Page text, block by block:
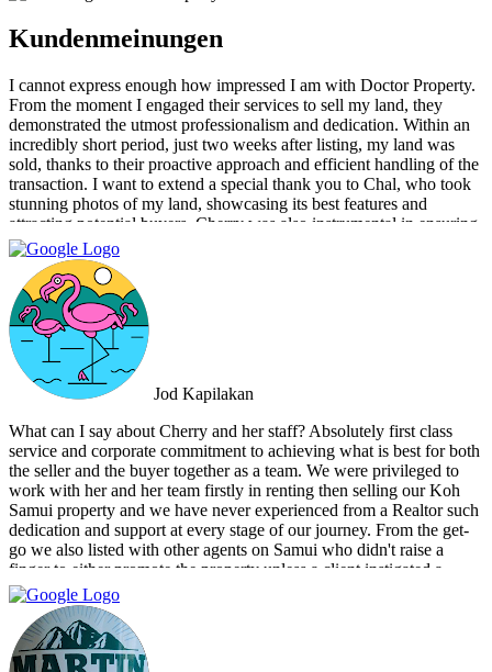
Kundenmeinungen
I cannot express enough how impressed I am with Doctor Property.
From the moment I engaged their services to sell my land, they
demonstrated the utmost professionalism and dedication. Within an
incredibly short period, just two weeks after listing, my land was
sold, thanks to their proactive approach and efficient handling of the
transaction. I want to extend a special thank you to Chal, who took
stunning photos of my land, showcasing its best features and
attracting potential buyers. Cherry was also instrumental in ensuring
that the deal went through smoothly, providing invaluable support
and guidance every step of the way. What sets Doctor Property Real
Estate apart is their commitment to honesty and transparency.
Throughout the entire process, I felt well-informed and confident in
their abilities. Their team's attention to detail and personalized
approach made the selling experience stress-free and enjoyable. I
highly recommend Doctor Property Real Estate to anyone looking
for a real estate agency that goes above and beyond to deliver
outstanding results. Their professionalism, expertise, and exceptional
service make them the perfect choice for all your real estate needs.
Jod Kapilakan
What can I say about Cherry and her staff? Absolutely first class
service and corporate commitment to achieving what is best for both
the seller and the buyer together as a team. We were privileged to
work with her and her team firstly in renting then selling our Koh
Samui property and we have never experienced from a Realtor such
dedication and support at every stage of our journey. From the get-
go we also listed with other agents on Samui who didn't raise a
finger to either promote the property unless a client instigated a
viewing. Dr Property from the start was on our side and we felt part
of a team. They constantly reviewed marketing, photography and
even made regular visits to the property to suggest changes that may
broaden the appeal to wider markets. Our advice, if you want